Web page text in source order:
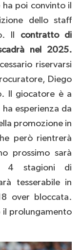
poi convinto il
dello staff
Il contratto di
nel 2025.
riservarsi
Diego
Il giocatore è a
esperienza da
promozione in
però rientrerà
prossimo sarà
4 stagioni di
tesserabile in
over bloccata.
il prolungamento